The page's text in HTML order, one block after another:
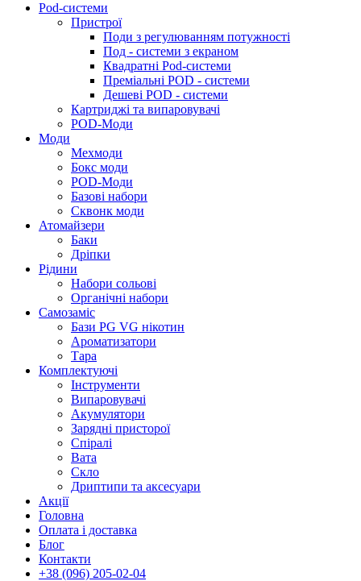
Pod-системи
Пристрої
Поди з регулюванням потужності
Под - системи з екраном
Квадратні Pod-системи
Преміальні POD - системи
Дешеві POD - системи
Картриджі та випаровувачі
POD-Моди
Моди
Мехмоди
Бокс моди
POD-Моди
Базові набори
Сквонк моди
Атомайзери
Баки
Дріпки
Рідини
Набори сольові
Органічні набори
Самозаміс
Бази PG VG нікотин
Ароматизатори
Тара
Комплектуючі
Інструменти
Випаровувачі
Акумулятори
Зарядні присторої
Спіралі
Вата
Скло
Дриптипи та аксесуари
Акції
Головна
Оплата і доставка
Блог
Контакти
+38 (096) 205-02-04